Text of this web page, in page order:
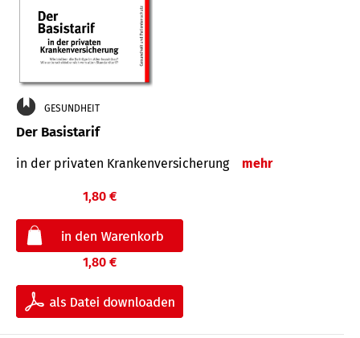
GESUNDHEIT
Der Basistarif
in der privaten Kran­ken­ver­siche­rung mehr
1,80 €
1,80 €